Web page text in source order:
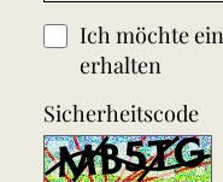
Ich möchte
erhalten
Sicherheitscode